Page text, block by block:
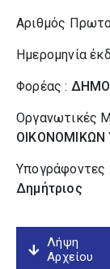
Αριθμός
Ημερομηνία
Φορέας :
Οργανωτικές
ΟΙΚΟΝΟΜΙΚΩΝ
Υπογράφοντες :
Δημήτριος
Λήψη
Αρχείου